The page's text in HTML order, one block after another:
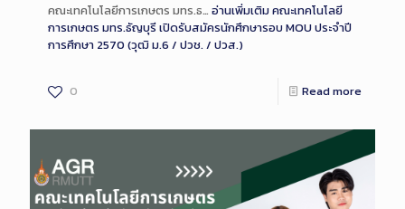
คณะเทคโนโลยีการเกษตร มทร.ธ… อ่านเพิ่มเติมคณะเทคโนโลยี
การเกษตร มทร.ธัญบุรี เปิดรับสมัครนักศึกษารอบ MOU ประจำปี
การศึกษา 2570 (วุฒิ ม.6 / ปวช. / ปวส.)
0 Read more